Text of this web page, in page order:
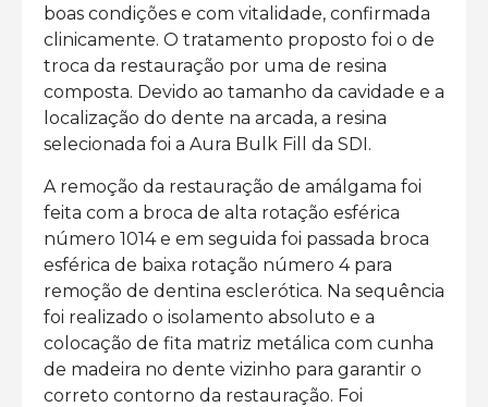
boas condições e com vitalidade, confirmada
clinicamente. O tratamento proposto foi o de
troca da restauração por uma de resina
composta. Devido ao tamanho da cavidade e a
localização do dente na arcada, a resina
selecionada foi a Aura Bulk Fill da SDI.
A remoção da restauração de amálgama foi
feita com a broca de alta rotação esférica
número 1014 e em seguida foi passada broca
esférica de baixa rotação número 4 para
remoção de dentina esclerótica. Na sequência
foi realizado o isolamento absoluto e a
colocação de fita matriz metálica com cunha
de madeira no dente vizinho para garantir o
correto contorno da restauração. Foi